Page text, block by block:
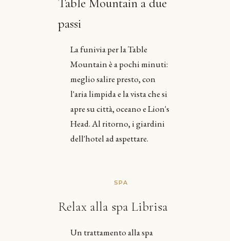
Table Mountain a due
passi
La funivia per la Table
Mountain è a pochi minuti:
meglio salire presto, con
l'aria limpida e la vista che si
apre su città, oceano e Lion's
Head. Al ritorno, i giardini
dell'hotel ad aspettare.
SPA
Relax alla spa Librisa
Un trattamento alla spa